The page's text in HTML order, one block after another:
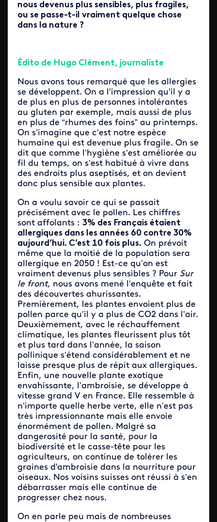
nous devenus plus sensibles, plus fragiles,
ou se passe-t-il vraiment quelque chose
dans la nature ?
Édito de Hugo Clément, journaliste
Nous avons tous remarqué que les allergies
se développent. On a l'impression qu'il y a
de plus en plus de personnes intolérantes
au gluten par exemple, mais aussi de plus
en plus de “rhumes des foins” au printemps.
On s’imagine que c’est notre espèce
humaine qui est devenue plus fragile. On se
dit que comme l’hygiène s’est améliorée au
fil du temps, on s’est habitué à vivre dans
des endroits plus aseptisés, et on devient
donc plus sensible aux plantes.
On a voulu savoir ce qui se passait
précisément avec le pollen. Les chiffres
sont affolants : 3% des Français étaient
allergiques dans les années 60 contre 30%
aujourd’hui. C’est 10 fois plus. On prévoit
même que la moitié de la population sera
allergique en 2050 ! Est-ce qu’on est
vraiment devenus plus sensibles ? Pour Sur
le front, nous avons mené l’enquête et fait
des découvertes ahurissantes.
Premièrement, les plantes envoient plus de
pollen parce qu’il y a plus de CO2 dans l’air.
Deuxièmement, avec le réchauffement
climatique, les plantes fleurissent plus tôt
et plus tard dans l’année, la saison
pollinique s’étend considérablement et ne
laisse presque plus de répit aux allergiques.
Enfin, une nouvelle plante exotique
envahissante, l’ambroisie, se développe à
vitesse grand V en France. Elle ressemble à
n’importe quelle herbe verte, elle n’est pas
très impressionnante mais elle envoie
énormément de pollen. Malgré sa
dangerosité pour la santé, pour la
biodiversité et le casse-tête pour les
agriculteurs, on continue de tolérer les
graines d'ambroisie dans la nourriture pour
oiseaux. Nos voisins suisses ont réussi à s’en
débarrasser mais elle continue de
progresser chez nous.
On en parle peu mais de nombreuses